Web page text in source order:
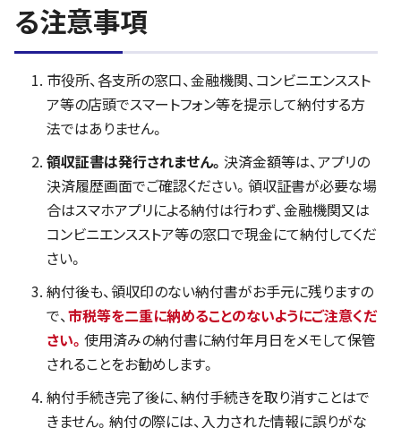
る注意事項
市役所、各支所の窓口、金融機関、コンビニエンススト
ア等の店頭でスマートフォン等を提示して納付する方
法ではありません。
領収証書は発行されません。 決済金額等は、アプリの
決済履歴画面でご確認ください。領収証書が必要な場
合はスマホアプリによる納付は行わず、金融機関又は
コンビニエンスストア等の窓口で現金にて納付してくだ
さい。
納付後も、領収印のない納付書がお手元に残りますの
で、市税等を二重に納めることのないようにご注意くだ
さい。 使用済みの納付書に納付年月日をメモして保管
されることをお勧めします。
納付手続き完了後に、納付手続きを取り消すことはで
きません。納付の際には、入力された情報に誤りがな